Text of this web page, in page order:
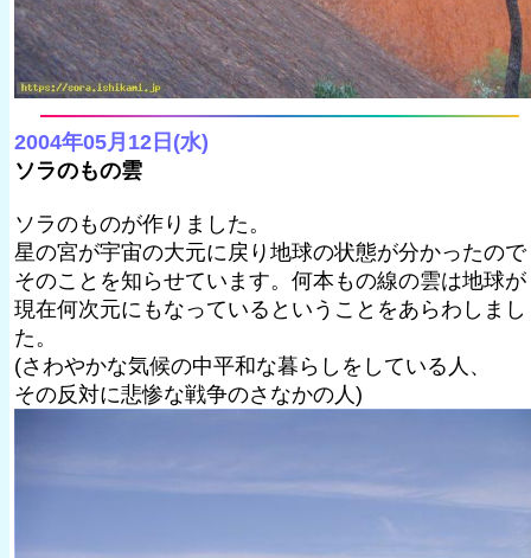
2004年05月12日(水)
ソラのもの雲
ソラのものが作りました。
星の宮が宇宙の大元に戻り地球の状態が分かったので
そのことを知らせています。何本もの線の雲は地球が
現在何次元にもなっているということをあらわしまし
た。
(さわやかな気候の中平和な暮らしをしている人、
その反対に悲惨な戦争のさなかの人)